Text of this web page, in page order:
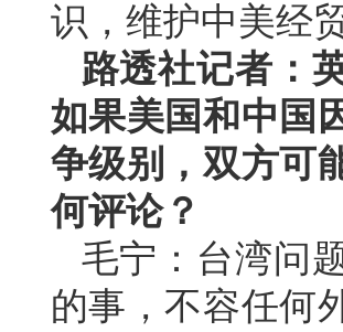
识，维护中美经
路透社记者：
如果美国和中国
争级别，双方可
何评论？
毛宁：台湾问
的事，不容任何